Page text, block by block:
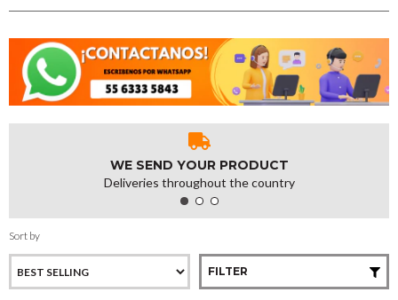
WE SEND YOUR PRODUCT
Deliveries throughout the country
Sort by
FILTER